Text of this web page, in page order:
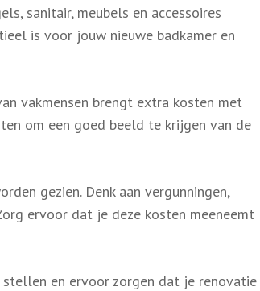
sanitair, meubels en accessoires
is voor jouw nieuwe badkamer en
vakmensen brengt extra kosten met
om een goed beeld te krijgen van de
gezien. Denk aan vergunningen,
ervoor dat je deze kosten meeneemt
en ervoor zorgen dat je renovatie